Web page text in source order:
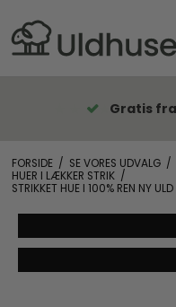
Gratis
FORSIDE / SE VORES UDVALG /
HUER I LÆKKER STRIK /
STRIKKET HUE I 100% REN NY